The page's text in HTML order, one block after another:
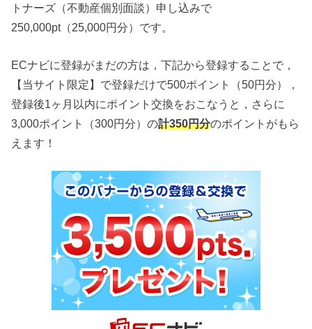
トナーズ（不動産個別面談）申し込みで
250,000pt（25,000円分）です。
ECナビに登録がまだの方は，下記から登録することで，
【当サイト限定】で登録だけで500ポイント（50円分），
登録後1ヶ月以内にポイント交換をおこなうと，さらに
3,000ポイント（300円分）の計350円分のポイントがもら
えます！